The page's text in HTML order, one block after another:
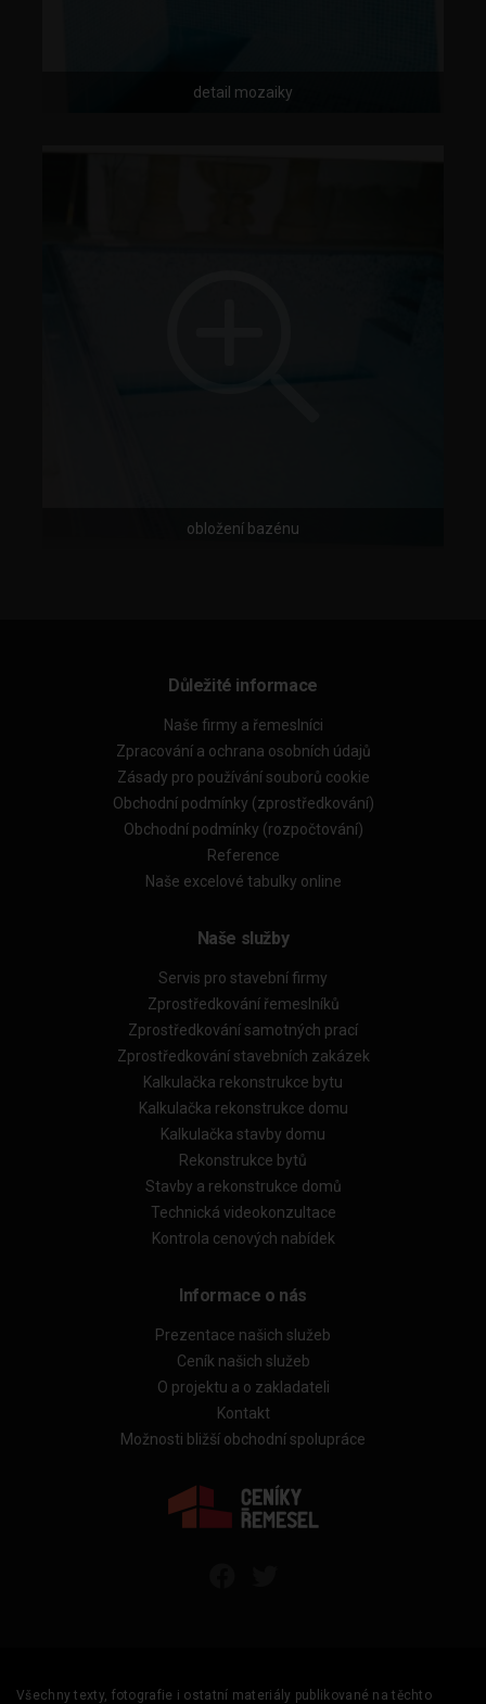
detail mozaiky
obložení bazénu
Důležité informace
Naše firmy a řemeslníci
Zpracování a ochrana osobních údajů
Zásady pro používání souborů cookie
Obchodní podmínky (zprostředkování)
Obchodní podmínky (rozpočtování)
Reference
Naše excelové tabulky online
Naše služby
Servis pro stavební firmy
Zprostředkování řemeslníků
Zprostředkování samotných prací
Zprostředkování stavebních zakázek
Kalkulačka rekonstrukce bytu
Kalkulačka rekonstrukce domu
Kalkulačka stavby domu
Rekonstrukce bytů
Stavby a rekonstrukce domů
Technická videokonzultace
Kontrola cenových nabídek
Informace o nás
Prezentace našich služeb
Ceník našich služeb
O projektu a o zakladateli
Kontakt
Možnosti bližší obchodní spolupráce
Všechny texty, fotografie i ostatní materiály publikované na těchto